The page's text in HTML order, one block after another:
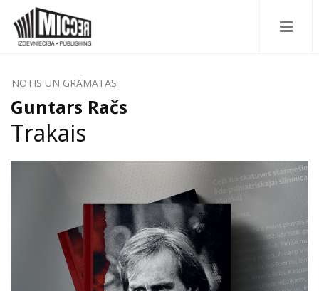
NOTIS UN GRĀMATAS
Guntars Račs
Trakais